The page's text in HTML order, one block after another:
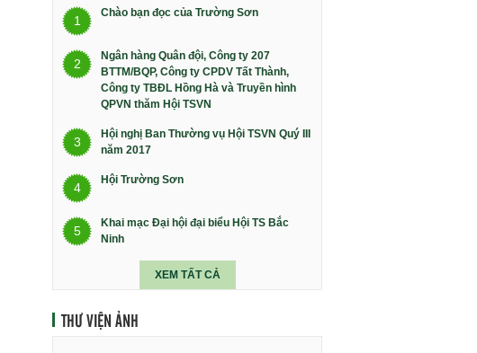
1
Chào bạn đọc của Trường Sơn
2
Ngân hàng Quân đội, Công ty 207
BTTM/BQP, Công ty CPDV Tất Thành,
Công ty TBĐL Hồng Hà và Truyền hình
QPVN thăm Hội TSVN
3
Hội nghị Ban Thường vụ Hội TSVN Quý III
năm 2017
4
Hội Trường Sơn
5
Khai mạc Đại hội đại biểu Hội TS Bắc
Ninh
XEM TẤT CẢ
THƯ VIỆN ẢNH